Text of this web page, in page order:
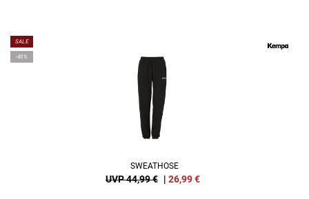
SALE
-40%
SWEATHOSE
UVP 44,99 € | 26,99€